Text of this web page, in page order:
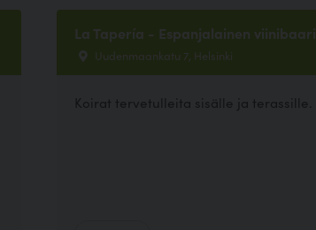
La Tapería - Espanjalainen viinibaari
Uudenmaankatu 7, Helsinki
Koirat tervetulleita sisälle ja terassille.